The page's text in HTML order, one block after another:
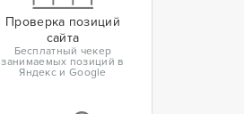
Проверка позиций
сайта
Бесплатный чекер
занимаемых позиций в
Яндекс и Google